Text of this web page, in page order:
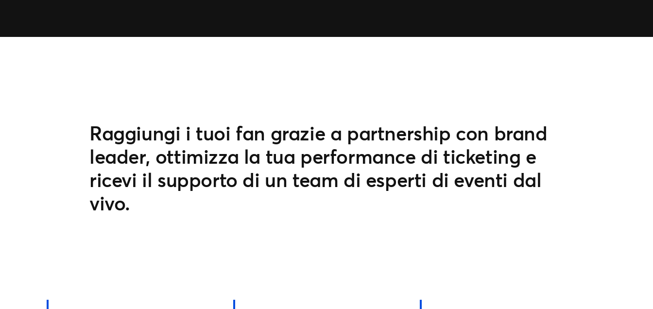
Raggiungi i tuoi fan grazie a partnership con brand
leader, ottimizza la tua performance di ticketing e
ricevi il supporto di un team di esperti di eventi dal
vivo.